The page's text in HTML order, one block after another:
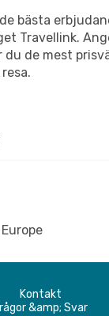
bästa
Travellink.
de mest
Kontakt
&amp; Svar